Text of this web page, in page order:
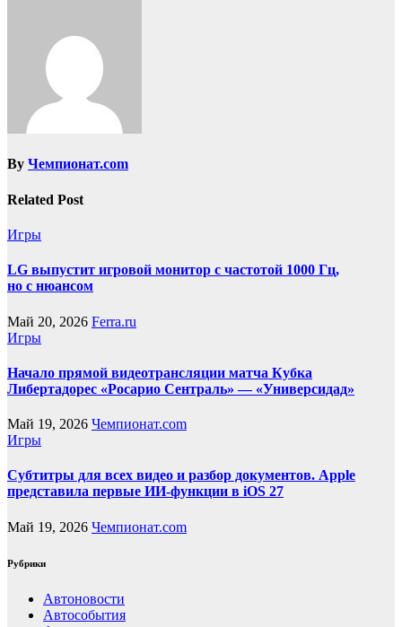
By Чемпионат.com
Related Post
Игры
LG выпустит игровой монитор с частотой 1000 Гц,
но с нюансом
Май 20, 2026 Ferra.ru
Игры
Начало прямой видеотрансляции матча Кубка
Либертадорес «Росарио Сентраль» — «Универсидад»
Май 19, 2026 Чемпионат.com
Игры
Субтитры для всех видео и разбор документов. Apple
представила первые ИИ-функции в iOS 27
Май 19, 2026 Чемпионат.com
Рубрики
Автоновости
Автособытия